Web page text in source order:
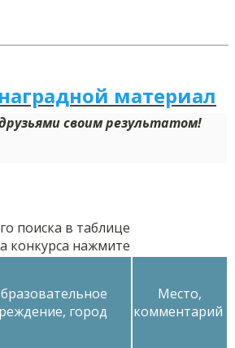
материал
своим результатом!
поиска в таблице
конкурса нажмите
город
Место,
комментарий